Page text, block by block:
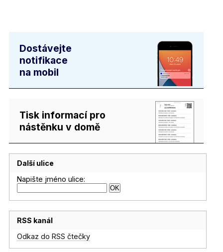
Dostávejte
notifikace
na mobil
Tisk informací pro
nástěnku v domě
Další ulice
Napište jméno ulice:
RSS kanál
Odkaz do RSS čtečky